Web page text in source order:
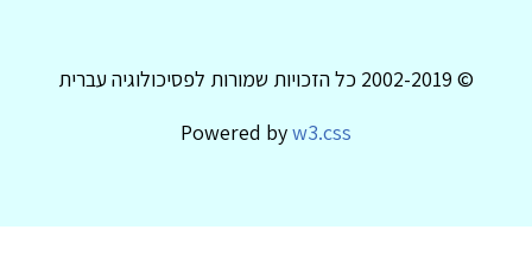
© 2002-2019 כל הזכויות שמורות לפסיכולוגיה עברית
Powered byw3.css